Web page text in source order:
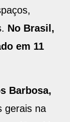
No Brasil,
em 11
Barbosa,
gerais na